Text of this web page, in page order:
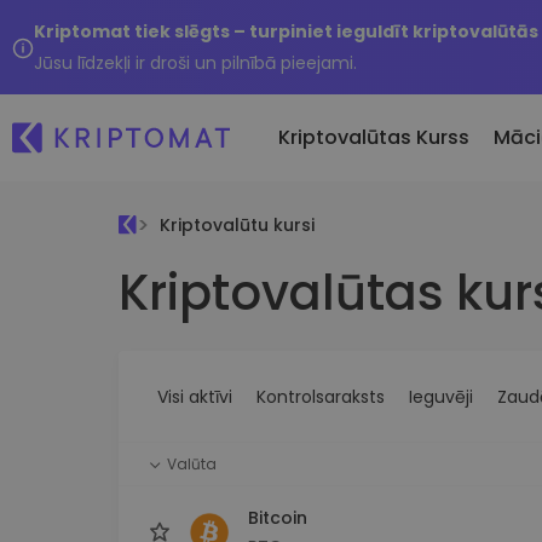
Kriptomat tiek slēgts – turpiniet ieguldīt kriptovalūtās
Jūsu līdzekļi ir droši un pilnībā pieejami.
Kriptovalūtas Kurss
Visas cenas
Vairāk nekā 300 kriptovalūtu Nesen
Pērciet vairāk nekā 300
kriptovalūtas
iespējas
Kriptovalūtu kursi
Kriptovalūtas
Visi aktīvi Kontrolsaraksts Ieguvēji
Valūta
Bitcoin